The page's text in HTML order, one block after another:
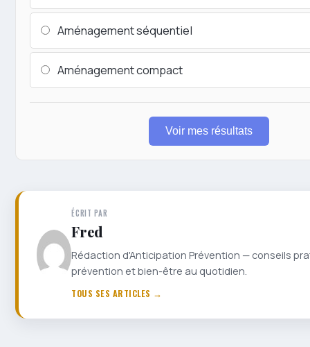
Aménagement séquentiel
Aménagement compact
Voir mes résultats
ÉCRIT PAR
Fred
Rédaction d'Anticipation Prévention — conseils
prévention et bien-être au quotidien.
TOUS SES ARTICLES →